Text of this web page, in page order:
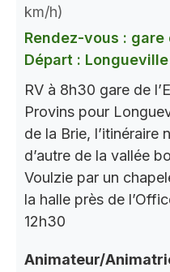
km/h)
Rendez-vous : gare
Départ : Longueville
RV à 8h30 gare de
Provins pour
de la Brie, l’itinéraire
d’autre de la vallée
Voulzie par un
la halle près de
12h30
Animateur/